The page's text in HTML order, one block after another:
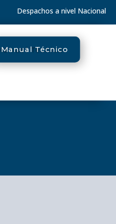
Despachos a nivel Nacional
Manual Técnico